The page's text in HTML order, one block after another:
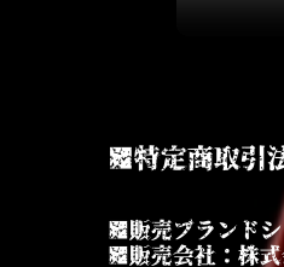
■特定商取引
■販売ブランド
■販売会社：株